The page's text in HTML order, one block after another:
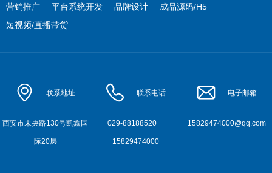
营销推广
平台系统开发 品牌设计
成品源码/H5
短视频/直播带货
联系地址
西安市未央路130号凯鑫国
际20层
联系电话
029-88188520
15829474000
电子邮箱
15829474000@qq.com